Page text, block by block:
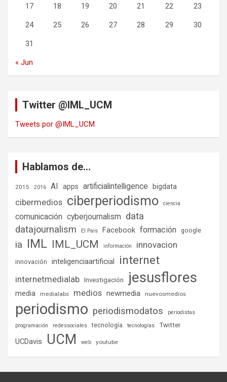
17 18 19 20 21 22 23
24 25 26 27 28 29 30
31
« Jun
Twitter @IML_UCM
Tweets por @IML_UCM
Hablamos de…
2015 2016 AI apps artificialintelligence bigdata
cibermedios ciberperiodismo ciencia
comunicación cyberjournalism data
datajournalism El País Facebook formación google
ia IML IML_UCM información innovacion
innovación inteligenciaartificial internet
internetmedialab Investigación jesusflores
media medialabs medios newmedia nuevosmedios
periodismo periodismodatos
periodistas
programación
redessociales tecnología tecnologías Twitter
UCDavis UCM web youtube